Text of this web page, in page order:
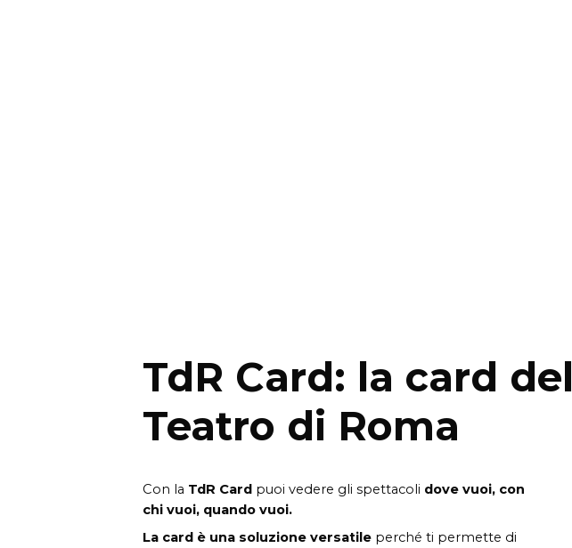
TdR Card: la card del
Teatro di Roma
Con la TdR Card puoi vedere gli spettacoli dove vuoi, con
chi vuoi, quando vuoi.
La card è una soluzione versatile perché ti permette di